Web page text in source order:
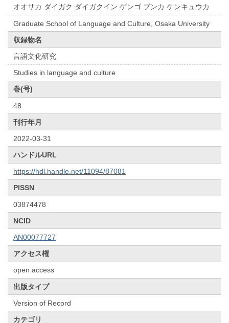
オオサカ ダイガク ダイガクイン ゲンゴ ブンカ ケンキュウカ
Graduate School of Language and Culture, Osaka University
収録物名
言語文化研究
Studies in language and culture
巻(号)
48
刊行年月
2022-03-31
ハンドルURL
https://hdl.handle.net/11094/87081
PISSN
03874478
NCID
AN00077727
アクセス権
open access
出版タイプ
Version of Record
カテゴリ